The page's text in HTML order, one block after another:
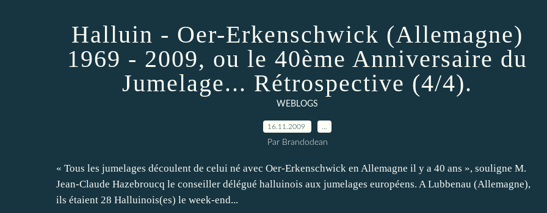
Halluin - Oer-Erkenschwick (Allemagne)
1969 - 2009, ou le 40ème Anniversaire du
Jumelage... Rétrospective (4/4).
WEBLOGS
16.11.2009
Par Brandodean
« Tous les jumelages découlent de celui né avec Oer-Erkenschwick en Allemagne il y a 40 ans », souligne M.
Jean-Claude Hazebroucq le conseiller délégué halluinois aux jumelages européens. A Lubbenau (Allemagne),
ils étaient 28 Halluinois(es) le week-end...